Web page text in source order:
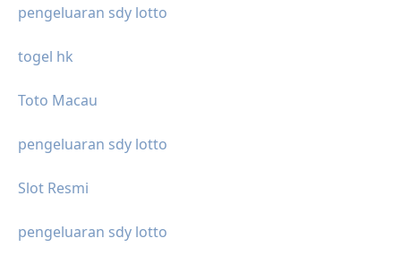
pengeluaran sdy lotto
togel hk
Toto Macau
pengeluaran sdy lotto
Slot Resmi
pengeluaran sdy lotto